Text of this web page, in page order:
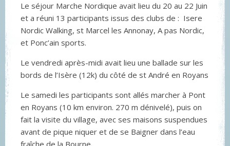
Le séjour Marche Nordique avait lieu du 20 au 22 Juin
et a réuni 13 participants issus des clubs de : Isere
Nordic Walking, st Marcel les Annonay, A pas Nordic,
et Ponc’ain sports.
Le vendredi après-midi avait lieu une ballade sur les
bords de l’Isère (12k) du côté de st André en Royans
Le samedi les participants sont allés marcher à Pont
en Royans (10 km environ. 270 m dénivelé), puis on
fait la visite du village, avec ses maisons suspendues
avant de pique niquer et de se Baigner dans l’eau
fraîche de la Bourne.